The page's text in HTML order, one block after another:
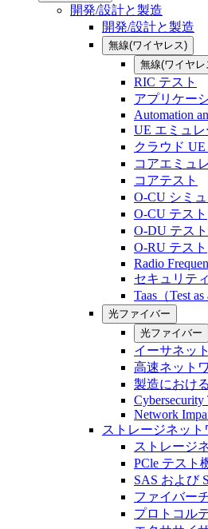
開発/設計と製造
開発/設計と製造
無線(ワイヤレス)
無線(ワイヤレ
RIC テスト
アプリケー
Automation
UE エミュ
クラウド
コアエミュ
コアテスト
O-CU シミ
O-CU テスト
O-DU テスト
O-RU テスト
Radio
セキュリテ
Taas（Test
光ファイバー
光ファイバー
イーサネッ
高速ネット
製造におけ
Cybersecurity
Network
ストレージネット
ストレージ
PCle テスト
SAS および
ファイバー
プロトコル